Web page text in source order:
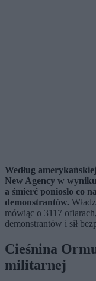
Według
New Agency w
a śmierć poniosło co
demonstrantów.
mówiąc o 3117
demonstrantów i sił
Cieśnina
militarnej